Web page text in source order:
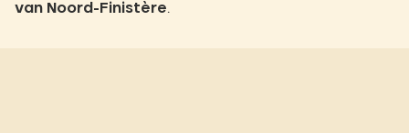
van Noord-Finistère.